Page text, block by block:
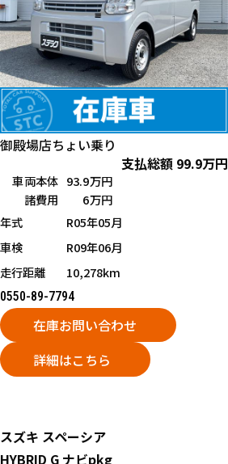
御殿場店ちょい乗り
支払総額 99.9万円
車両本体 93.9万円
諸費用
6万円
年式
R05年05月
車検
R09年06月
走行距離
10,278km
0550-89-7794
在庫お問い合わせ
詳細はこちら
スズキ スペーシア
HYBRID G ナビpkg